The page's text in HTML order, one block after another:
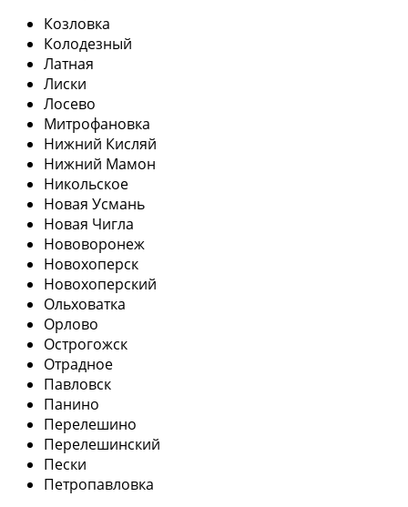
Козловка
Колодезный
Латная
Лиски
Лосево
Митрофановка
Нижний Кисляй
Нижний Мамон
Никольское
Новая Усмань
Новая Чигла
Нововоронеж
Новохоперск
Новохоперский
Ольховатка
Орлово
Острогожск
Отрадное
Павловск
Панино
Перелешино
Перелешинский
Пески
Петропавловка